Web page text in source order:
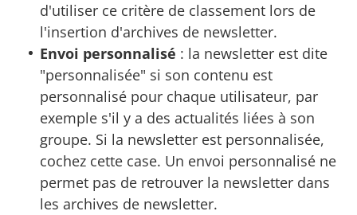
d'utiliser ce critère de classement lors de
l'insertion d'archives de newsletter.
Envoi personnalisé : la newsletter est dite
"personnalisée" si son contenu est
personnalisé pour chaque utilisateur, par
exemple s'il y a des actualités liées à son
groupe. Si la newsletter est personnalisée,
cochez cette case. Un envoi personnalisé ne
permet pas de retrouver la newsletter dans
les archives de newsletter.